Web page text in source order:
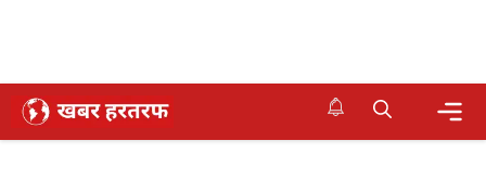
Skip